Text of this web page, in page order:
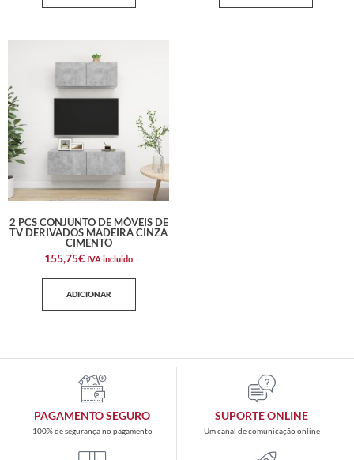
2 PCS CONJUNTO DE MÓVEIS DE
TV DERIVADOS MADEIRA CINZA
CIMENTO
155,75€ IVA incluido
ADICIONAR
PAGAMENTO SEGURO
100% de segurança no pagamento
SUPORTE ONLINE
Um canal de comunicação online